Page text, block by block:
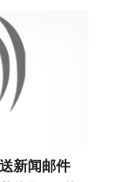
新闻邮件